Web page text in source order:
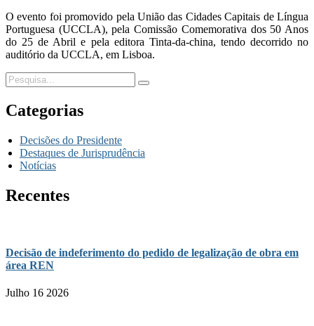
O evento foi promovido pela União das Cidades Capitais de Língua
Portuguesa (UCCLA), pela Comissão Comemorativa dos 50 Anos
do 25 de Abril e pela editora Tinta-da-china, tendo decorrido no
auditório da UCCLA, em Lisboa.
Categorias
Decisões do Presidente
Destaques de Jurisprudência
Notícias
Recentes
Decisão de indeferimento do pedido de legalização de obra em
área REN
Julho 16 2026